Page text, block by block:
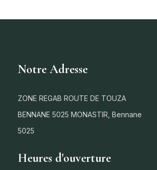
Notre Adresse
ZONE REGAB ROUTE DE TOUZA
BENNANE 5025 MONASTIR, Bennane
5025
Heures d'ouverture